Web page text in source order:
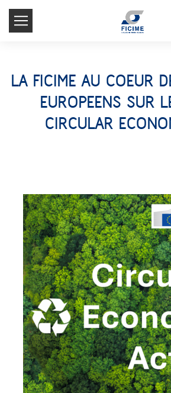
LA FICIME AU COEUR
EUROPEENS SUR
CIRCULAR